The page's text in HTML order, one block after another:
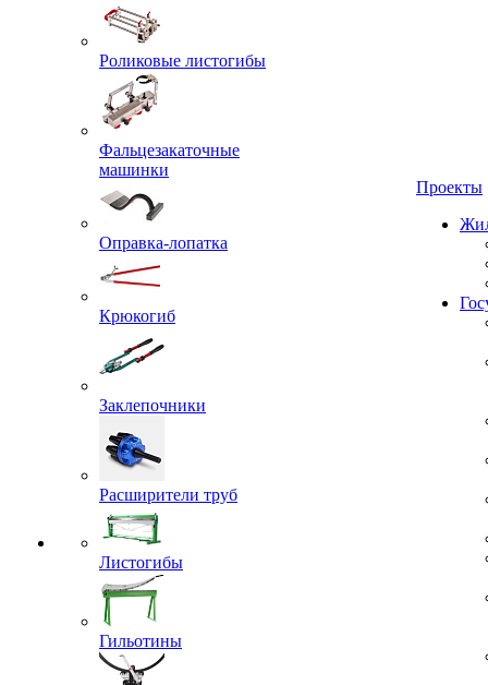
Роликовые листогибы
Фальцезакаточные
машинки
Оправка-лопатка
Крюкогиб
Заклепочники
Расширители труб
Листогибы
Гильотины
Проекты